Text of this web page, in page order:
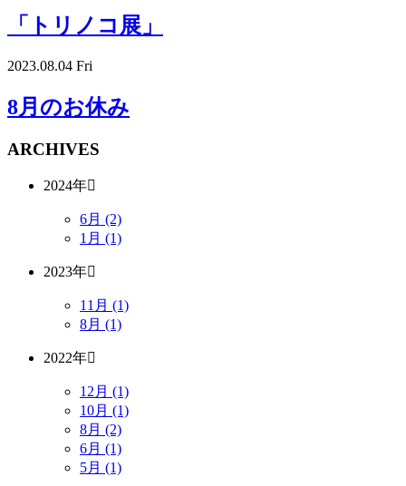
「トリノコ展」
2023.08.04 Fri
8月のお休み
ARCHIVES
2024年
6月 (2)
1月 (1)
2023年
11月 (1)
8月 (1)
2022年
12月 (1)
10月 (1)
8月 (2)
6月 (1)
5月 (1)